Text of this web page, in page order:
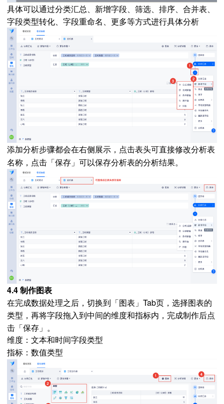
具体可以通过分类汇总、新增字段、筛选、排序、合并表、
字段类型转化、字段重命名、更多等方式进行具体分析
添加分析步骤都会在右侧展示，点击表头可直接修改分析表
名称，点击「保存」可以保存分析表的分析结果。
4.4 制作图表
在完成数据处理之后，切换到「图表」Tab页，选择图表的
类型，再将字段拖入到中间的维度和指标内，完成制作后点
击「保存」。
维度：文本和时间字段类型
指标：数值类型